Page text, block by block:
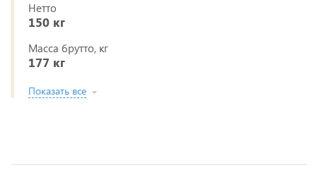
Нетто
150 кг
Масса брутто, кг
177 кг
Показать все